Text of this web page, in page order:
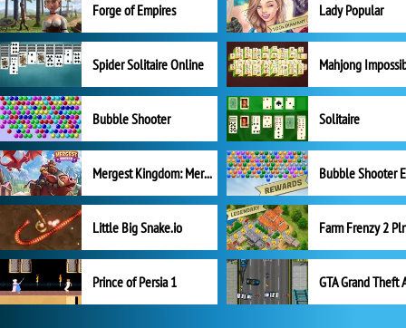
Forge of Empires Lady Popular
Spider Solitaire Online Mahjong
Bubble Shooter Solitaire
Mergest Kingdom: Merge Puzzle
Little Big Snake.io
Prince of Persia 1 GTA Grand Theft